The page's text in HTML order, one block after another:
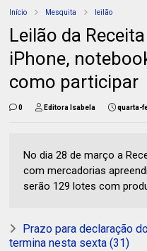
Início Mesquita leilão
Leilão da
iPhone,
como participar
0 Editora Isabela quarta-
No dia 28 de março a
com mercadorias
serão 129 lotes com
Prazo para declaração
termina nesta sexta (31)